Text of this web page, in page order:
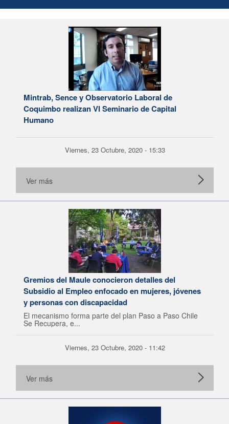
Mintrab, Sence y Observatorio Laboral de
Coquimbo realizan VI Seminario de Capital
Humano
Viernes, 23 Octubre, 2020 - 15:33
Ver más
Gremios del Maule conocieron detalles del
Subsidio al Empleo enfocado en mujeres, jóvenes
y personas con discapacidad
El mecanismo forma parte del plan Paso a Paso Chile
Se Recupera, e...
Viernes, 23 Octubre, 2020 - 11:42
Ver más